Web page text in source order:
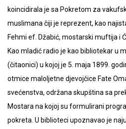
koincidirala je sa Pokretom za
muslimana čiji je reprezent, kao
Fehmi ef. Džabić, mostarski muftija i
Kao mladić radio je kao bibliotekar u
(čitaonici) u kojoj je 5. maja 1899.
otmice maloljetne djevojčice Fate
svećenstva, održana skupština sa
Mostara na kojoj su formulirani
pokreta. U biblioteci upoznavao je